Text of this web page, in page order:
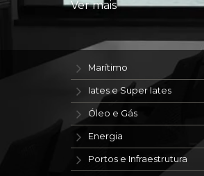
Ver mais
Marítimo
Iates e Super Iates
Óleo e Gás
Energia
Portos e Infraestrutura